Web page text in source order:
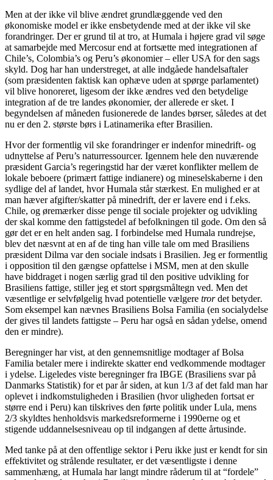
Men at der ikke vil blive ændret grundlæggende ved den
økonomiske model er ikke ensbetydende med at der ikke vil ske
forandringer. Der er grund til at tro, at Humala i højere grad vil søge
at samarbejde med Mercosur end at fortsætte med integrationen af
Chile’s, Colombia’s og Peru’s økonomier – eller USA for den sags
skyld. Dog har han understreget, at alle indgåede handelsaftaler
(som præsidenten faktisk kan ophæve uden at spørge parlamentet)
vil blive honoreret, ligesom der ikke ændres ved den betydelige
integration af de tre landes økonomier, der allerede er sket. I
begyndelsen af måneden fusionerede de landes børser, således at det
nu er den 2. største børs i Latinamerika efter Brasilien.
Hvor der formentlig vil ske forandringer er indenfor minedrift- og
udnyttelse af Peru’s naturressourcer. Igennem hele den nuværende
præsident Garcia’s regeringstid har der været konflikter mellem de
lokale beboere (primært fattige indianere) og mineselskaberne i den
sydlige del af landet, hvor Humala står stærkest. En mulighed er at
man hæver afgifter/skatter på minedrift, der er lavere end i f.eks.
Chile, og øremærker disse penge til sociale projekter og udvikling
der skal komme den fattigstedel af befolkningen til gode. Om den så
gør det er en helt anden sag. I forbindelse med Humala rundrejse,
blev det næsvnt at en af de ting han ville tale om med Brasiliens
præsident Dilma var den sociale indsats i Brasilien. Jeg er formentlig
i opposition til den gængse opfattelse i MSM, men at den skulle
have biddraget i nogen særlig grad til den positive udvikling for
Brasiliens fattige, stiller jeg et stort spørgsmåltegn ved. Men det
væsentlige er selvfølgelig hvad potentielle vælgere trordet betyder.
Som eksempel kan nævnes Brasiliens Bolsa Familia (en socialydelse
der gives til landets fattigste – Peru har også en sådan ydelse, omend
den er mindre).
Beregninger har vist, at den gennemsnitlige modtager af Bolsa
Familia betaler mere i indirekte skatter end vedkommende modtager
i ydelse. Ligeledes viste beregninger fra IBGE (Brasiliens svar på
Danmarks Statistik) for et par år siden, at kun 1/3 af det fald man har
oplevet i indkomstuligheden i Brasilien (hvor uligheden fortsat er
større end i Peru) kan tilskrives den førte politik under Lula, mens
2/3 skyldtes henholdsvis markedsreformerne i 1990erne og et
stigende uddannelsesniveau op til indgangen af dette årtusinde.
Med tanke på at den offentlige sektor i Peru ikke just er kendt for sin
effektivitet og strålende resultater, er det væsentligste i denne
sammenhæng, at Humala har langt mindre råderum til at “fordele”